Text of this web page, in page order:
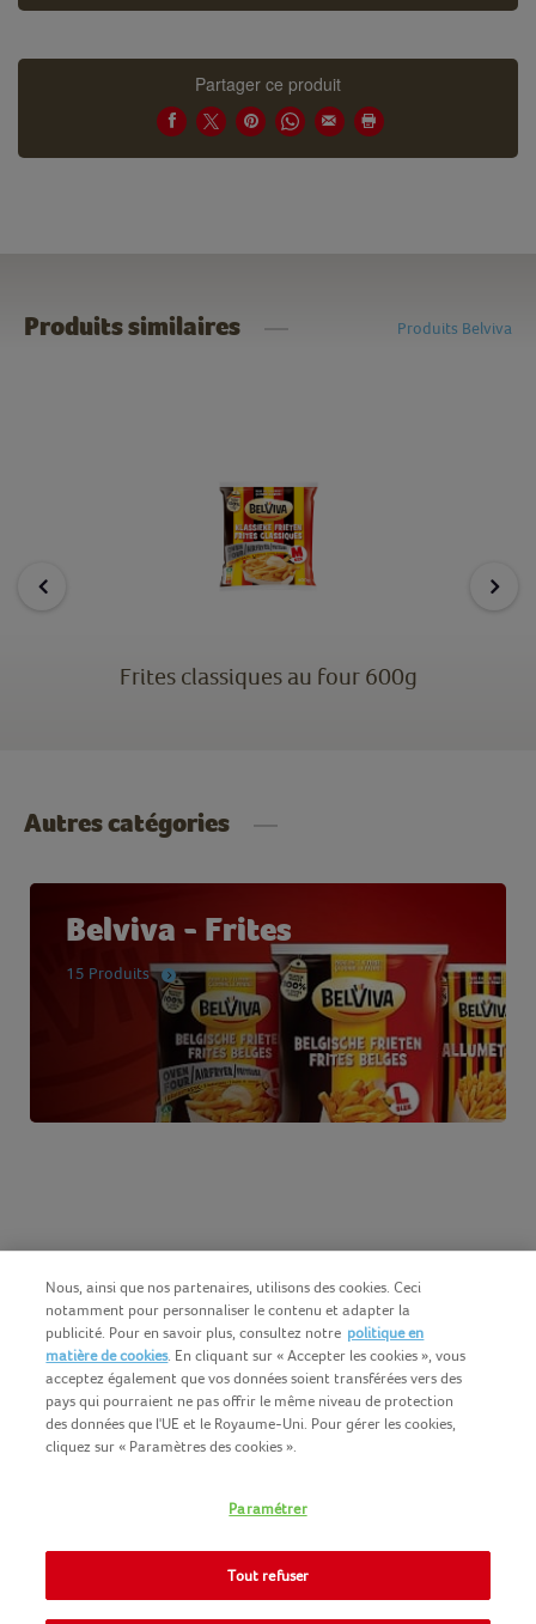
Partager ce produit
Produits similaires Produits Belviva
Frites classiques au four 600g
Autres catégories
Belviva - Frites
15 Produits
COPYRIGHT IGLO 2025
CONTACTEZ NOUS
COOKIE-POLICY
NOMAD FOODS
POLITIQUE-DE-CONFIDENTIALITE
Nous, ainsi que nos partenaires, utilisons des cookies. Ceci
notamment pour personnaliser le contenu et adapter la
publicité. Pour en savoir plus, consultez notre politique en
matière de cookies. En cliquant sur « Accepter les cookies », vous
acceptez également que vos données soient transférées vers des
pays qui pourraient ne pas offrir le même niveau de protection
des données que l'UE et le Royaume-Uni. Pour gérer les cookies,
cliquez sur « Paramètres des cookies ».
Paramétrer
Tout refuser